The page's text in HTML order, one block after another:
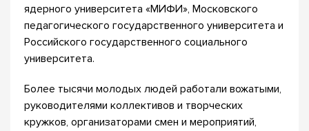
ядерного университета «МИФИ», Московского
педагогического государственного университета и
Российского государственного социального
университета.
Более тысячи молодых людей работали вожатыми,
руководителями коллективов и творческих
кружков, организаторами смен и мероприятий,